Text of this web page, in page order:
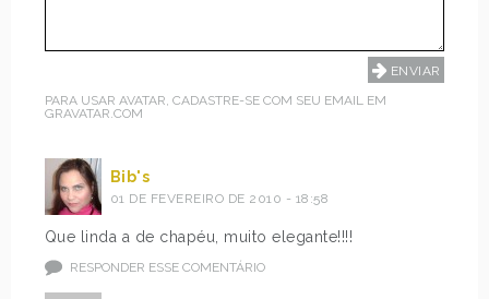
PARA USAR AVATAR, CADASTRE-SE COM SEU EMAIL EM
GRAVATAR.COM
Bib's
01 DE FEVEREIRO DE 2010 - 18:58
Que linda a de chapéu, muito elegante!!!!
RESPONDER ESSE COMENTÁRIO